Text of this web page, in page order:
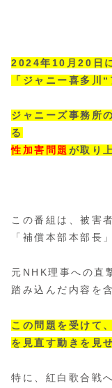
2024年10月20日
「ジャニー喜多川
ジャニーズ事務所
る
性加害問題 が取り
この番組は、被害
「補償本部本部長
元NHK理事への直
踏み込んだ内容を
この問題を受けて
を見直す動きを見
特に、紅白歌合戦